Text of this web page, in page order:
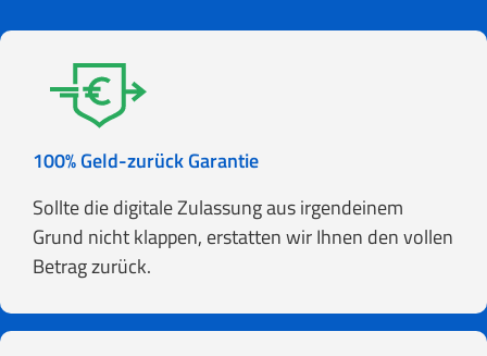
100% Geld-zurück Garantie
Sollte die digitale Zulassung aus irgendeinem
Grund nicht klappen, erstatten wir Ihnen den vollen
Betrag zurück.